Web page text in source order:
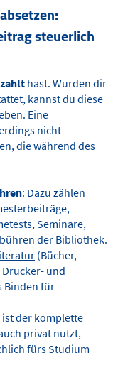
steuerlich
hast. Wurden dir
kannst du diese
Eine
nicht
die während des
: Dazu zählen
Seminare,
der Bibliothek.
(Bücher,
und
Binden für
ist der komplette
privat nutzt,
fürs Studium